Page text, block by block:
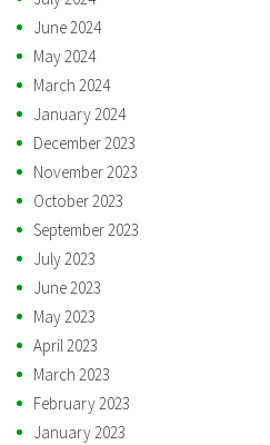
June 2024
May 2024
March 2024
January 2024
December 2023
November 2023
October 2023
September 2023
July 2023
June 2023
May 2023
April 2023
March 2023
February 2023
January 2023